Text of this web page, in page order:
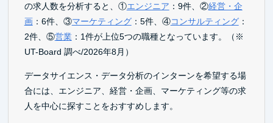
の求人数を分析すると、①エンジニア ：9件、②経営・企
画：6件、③マーケティング：5件、④コンサルティング：
2件、⑤営業：1件が上位5つの職種となっています。（※
UT-Board 調べ/2026年8月）
データサイエンス・データ分析のインターンを希望する場
合には、エンジニア、経営・企画、マーケティング等の求
人を中心に探すことをおすすめします。